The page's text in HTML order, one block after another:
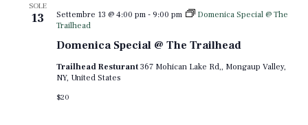
SOLE
13
Domenica Special @ The Trailhead
Settembre 13 @ 4:00 pm- 9:00 pm
Domenica Special @ The
Trailhead
Trailhead Resturant367 Mohican Lake Rd,, Mongaup Valley,
NY, United States
$20